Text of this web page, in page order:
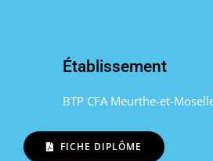
Établissement
BTP CFA Meurthe-et-
FICHE DIPLÔME